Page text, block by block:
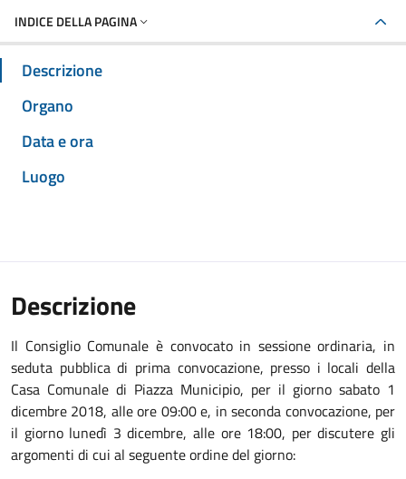
INDICE DELLA PAGINA
Descrizione
Organo
Data e ora
Luogo
Descrizione
Il Consiglio Comunale è convocato in sessione ordinaria, in
seduta pubblica di prima convocazione, presso i locali della
Casa Comunale di Piazza Municipio, per il giorno sabato 1
dicembre 2018, alle ore 09:00 e, in seconda convocazione, per
il giorno lunedì 3 dicembre, alle ore 18:00, per discutere gli
argomenti di cui al seguente ordine del giorno: